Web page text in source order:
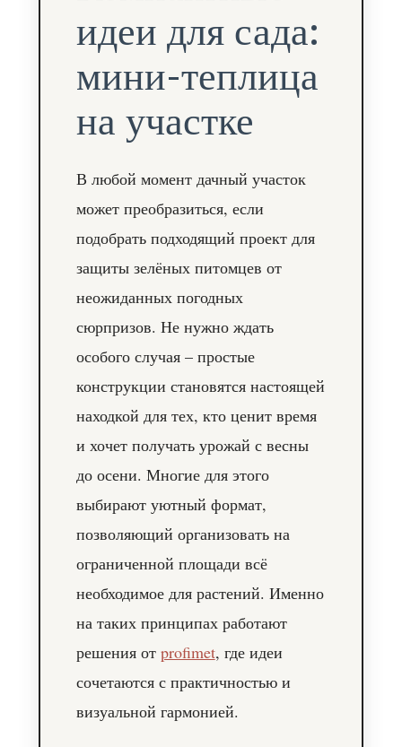
идеи для сада:
мини-теплица
на участке
В любой момент дачный участок
может преобразиться, если
подобрать подходящий проект для
защиты зелёных питомцев от
неожиданных погодных
сюрпризов. Не нужно ждать
особого случая – простые
конструкции становятся настоящей
находкой для тех, кто ценит время
и хочет получать урожай с весны
до осени. Многие для этого
выбирают уютный формат,
позволяющий организовать на
ограниченной площади всё
необходимое для растений. Именно
на таких принципах работают
решения от profimet, где идеи
сочетаются с практичностью и
визуальной гармонией.